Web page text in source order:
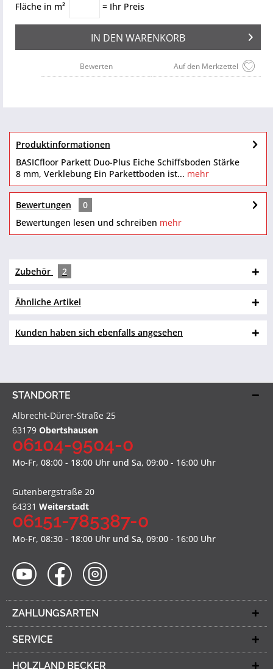
Fläche in m² = Ihr Preis
IN DEN WARENKORB
Auf den Merkzettel
Bewerten
Produktinformationen
BASICfloor Parkett Duo-Plus Eiche Schiffsboden Stärke
8 mm, Verklebung Ein Parkettboden ist... mehr
Bewertungen
0
Bewertungen lesen und schreiben mehr
Zubehör 2
Ähnliche Artikel
Kunden haben sich ebenfalls angesehen
STANDORTE
Albrecht-Dürer-Straße 25
63179 Obertshausen
06104-9504-0
Mo-Fr, 08:00 - 18:00 Uhr und Sa, 09:00 - 16:00 Uhr
Gutenbergstraße 20
64331 Weiterstadt
06151-785387-0
Mo-Fr, 08:30 - 18:00 Uhr und Sa, 09:00 - 16:00 Uhr
ZAHLUNGSARTEN
SERVICE
HOLZLAND BECKER